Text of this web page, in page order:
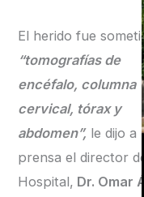
El herido fue
“tomografías de
encéfalo, columna
cervical, tórax y
abdomen”, le dijo a
prensa el director del
Hospital, Dr. Omar